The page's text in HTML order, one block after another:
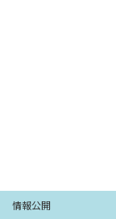
情報公開